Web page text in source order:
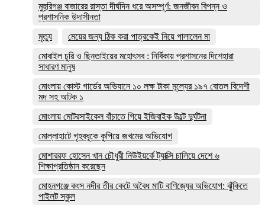
মুহুরিগঞ্জ বাজারের রাস্তা দীর্ঘদিন ধরে অসম্পূর্ণ: জনজীবন বিপন্ন ও
প্রশাসনিক উদাসীনতা
মৃত্যু
মেয়ের জন্য ঠিক করা পাত্রকেই নিয়ে পালালেন মা
মোবাইল চুরি ও ছিনতাইয়ের মহোৎসব : নির্বিকায় প্রশাসনের দিশেহারা
সাধারণ মানুষ
মোংলায় কোস্ট গার্ডের অভিযানে ১০ লক্ষ টাকা মূল্যের ১৯৭ বোতল বিদেশী
মদ সহ আটক ১
মোংলায় মোটরসাইকেল বাঁচাতে গিয়ে ইজিবাইক উল্টে দুর্ঘটনা
মোল্লাহাটে গৃহবধূকে কুপিয়ে জখমের অভিযোগ
মোশাররফ হোসেন খান চৌধুরী নিউইয়র্কে ট্যাক্সি চালিয়ে দেশে ৬
শিক্ষাপ্রতিষ্ঠান করেছেন
মোহনগঞ্জে কংস নদীর তীর কেটে অবৈধ মাটি বাণিজ্যের অভিযোগ: ঝুঁকিতে
পাইলট স্কুল